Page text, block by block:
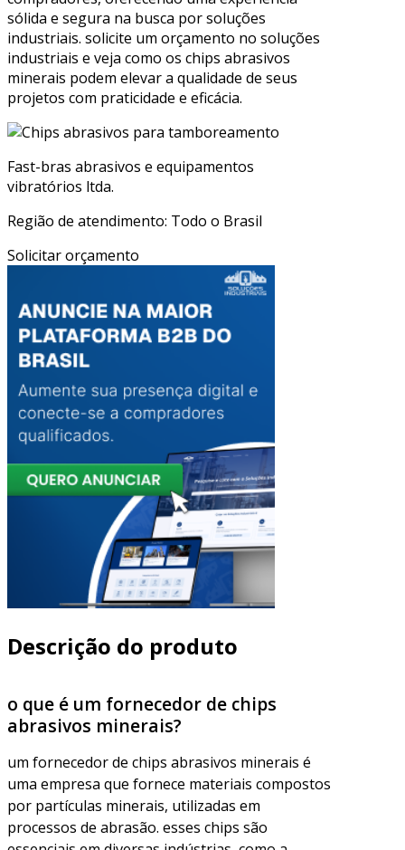
sólida e segura na busca por soluções
industriais. solicite um orçamento no soluções
industriais e veja como os chips abrasivos
minerais podem elevar a qualidade de seus
projetos com praticidade e eficácia.
Fast-bras abrasivos e equipamentos
vibratórios ltda.
Região de atendimento: Todo o Brasil
Solicitar orçamento
Descrição do produto
o que é um fornecedor de chips
abrasivos minerais?
um fornecedor de chips abrasivos minerais é
uma empresa que fornece materiais compostos
por partículas minerais, utilizadas em
processos de abrasão. esses chips são